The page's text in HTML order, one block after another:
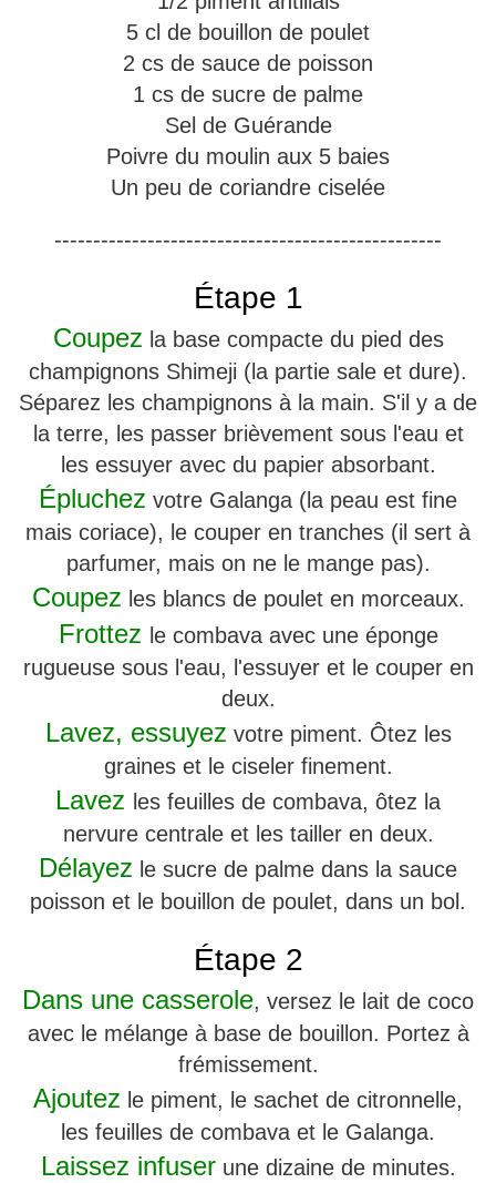
5 cl de bouillon de poulet
2 cs de sauce de poisson
1 cs de sucre de palme
Sel de Guérande
Poivre du moulin aux 5 baies
Un peu de coriandre ciselée
--------------------------------------------------
Étape 1
Coupez la base compacte du pied des
champignons Shimeji (la partie sale et dure).
Séparez les champignons à la main. S'il y a de
la terre, les passer brièvement sous l'eau et
les essuyer avec du papier absorbant.
Épluchez votre Galanga (la peau est fine
mais coriace), le couper en tranches (il sert à
parfumer, mais on ne le mange pas).
Coupez les blancs de poulet en morceaux.
Frottez le combava avec une éponge
rugueuse sous l'eau, l'essuyer et le couper en
deux.
Lavez, essuyez votre piment. Ôtez les
graines et le ciseler finement.
Lavez les feuilles de combava, ôtez la
nervure centrale et les tailler en deux.
Délayez le sucre de palme dans la sauce
poisson et le bouillon de poulet, dans un bol.
Étape 2
Dans une casserole, versez le lait de coco
avec le mélange à base de bouillon. Portez à
frémissement.
Ajoutez le piment, le sachet de citronnelle,
les feuilles de combava et le Galanga.
Laissez infuserune dizaine de minutes.